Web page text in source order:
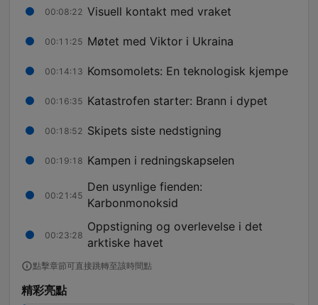
00:08:22 Visuell kontakt med vraket
00:11:25 Møtet med Viktor i Ukraina
00:14:13 Komsomolets: En teknologisk kjempe
00:16:35 Katastrofen starter: Brann i dypet
00:18:52 Skipets siste nedstigning
00:19:18 Kampen i redningskapselen
00:21:45
Den usynlige fienden:
Karbonmonoksid
00:23:28
Oppstigning og overlevelse i det
arktiske havet
點擊章節可直接跳轉至該時間點
精彩亮點